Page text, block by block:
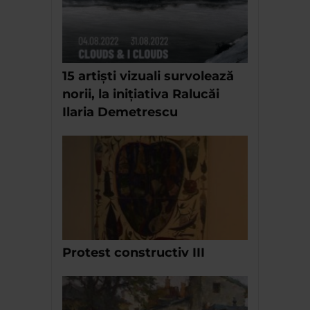
15 artiști vizuali survolează
norii, la inițiativa Ralucăi
Ilaria Demetrescu
Protest constructiv III